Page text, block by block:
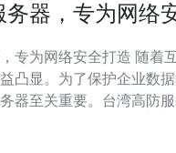
务器，专为网络
安全打造 随着互联网的发展，
凸显。为了保护企业数据
器至关重要。台湾高防
器具有强大的防御能力，